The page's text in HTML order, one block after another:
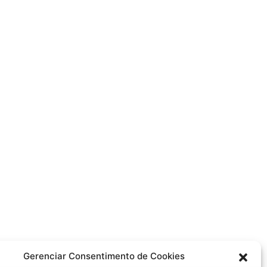
Gerenciar Consentimento de Cookies